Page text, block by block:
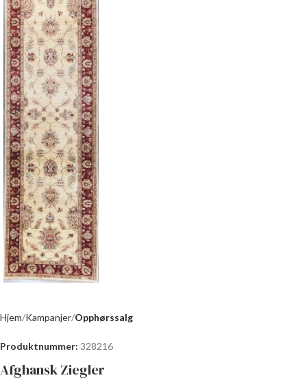
Hjem Kampanjer Opphørssalg
Produktnummer: 328216
Afghansk Ziegler